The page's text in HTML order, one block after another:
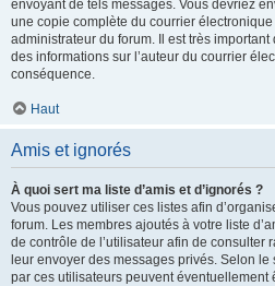
envoyant de tels messages. Vous devriez
une copie complète du courrier
administrateur du forum. Il est très
des informations sur l’auteur du courrier
conséquence.
Haut
Amis et ignorés
À quoi sert ma liste d’amis et d’ignorés ?
Vous pouvez utiliser ces listes afin
forum. Les membres ajoutés à votre liste
de contrôle de l’utilisateur afin de consulter
leur envoyer des messages privés. Selon
par ces utilisateurs peuvent éventuellement